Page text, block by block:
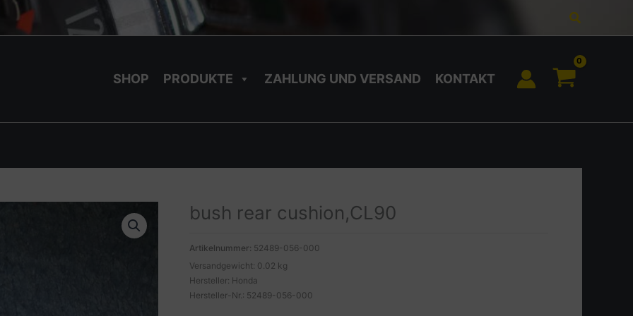
Suchen
SHOP PRODUKTE ZAHLUNG UND VERSAND KONTAKT
bush rear cushion,CL90
Artikelnummer: 52489-056-000
Versandgewicht: 0.02 kg
Hersteller: Honda
Hersteller-Nr.: 52489-056-000